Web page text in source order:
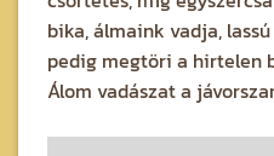
bika, álmaink vadja,
pedig megtöri a hirtelen
Álom vadászat a